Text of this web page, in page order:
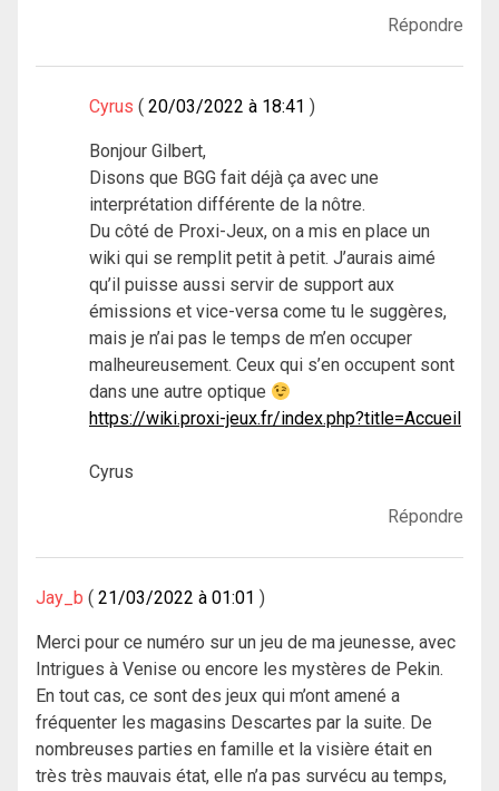
Répondre
Cyrus 20/03/2022 à 18:41
Bonjour Gilbert,
Disons que BGG fait déjà ça avec une
interprétation différente de la nôtre.
Du côté de Proxi-Jeux, on a mis en place un
wiki qui se remplit petit à petit. J’aurais aimé
qu’il puisse aussi servir de support aux
émissions et vice-versa come tu le suggères,
mais je n’ai pas le temps de m’en occuper
malheureusement. Ceux qui s’en occupent sont
dans une autre optique
https://wiki.proxi-jeux.fr/index.php?title=Accueil
Cyrus
Répondre
Jay_b 21/03/2022 à 01:01
Merci pour ce numéro sur un jeu de ma jeunesse, avec
Intrigues à Venise ou encore les mystères de Pekin.
En tout cas, ce sont des jeux qui m’ont amené a
fréquenter les magasins Descartes par la suite. De
nombreuses parties en famille et la visière était en
très très mauvais état, elle n’a pas survécu au temps,